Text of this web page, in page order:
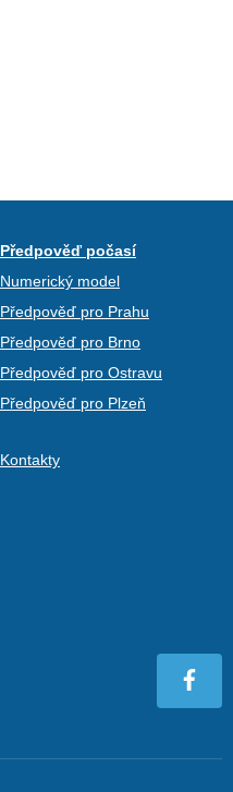
Předpověď počasí
Numerický model
Předpověď pro Prahu
Předpověď pro Brno
Předpověď pro Ostravu
Předpověď pro Plzeň
Kontakty